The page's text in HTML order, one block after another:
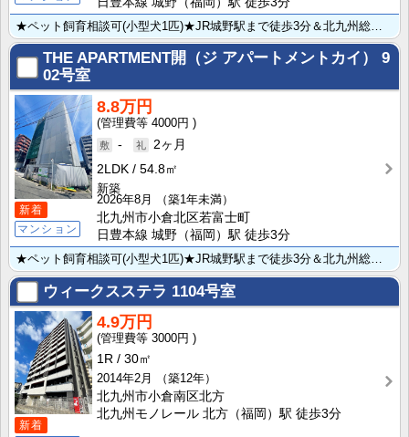
THE APARTMENT開（ジ アパートメントカイ）
9
02号室
新着
マンション
8.8万円
4000円
-
2ヶ月
2LDK
54.8㎡
新築
2026年8月
（築1年未満）
北九州市小倉北区若富士町
日豊本線 城野（福岡）駅 徒歩3分
ウィークスステラ 1104号室
新着
4.9万円
3000円
1R
30㎡
2014年2月
（築12年）
北九州市小倉南区北方
北九州モノレール 北方（福岡）駅 徒歩3分